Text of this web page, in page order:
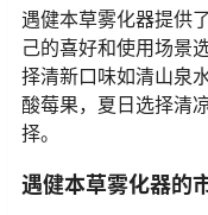
遇健本草雾化器提供
己的喜好和使用场景
择清新口味如清山泉
酸莓果，夏日选择清
择。
遇健本草雾化器的